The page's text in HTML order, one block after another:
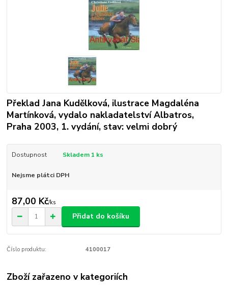
Překlad Jana Kudělková, ilustrace Magdaléna
Martínková, vydalo nakladatelství Albatros,
Praha 2003, 1. vydání, stav: velmi dobrý
Dostupnost Skladem 1 ks
Nejsme plátci DPH
87,00 Kč/ks
Přidat do košíku
Číslo produktu: 4100017
Zboží zařazeno v kategoriích